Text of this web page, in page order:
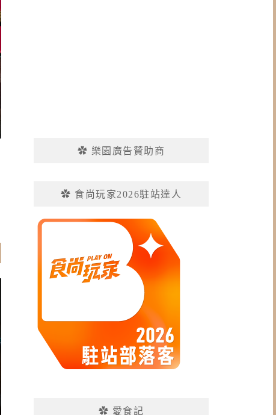
✿ 樂園廣告贊助商
✿ 食尚玩家2026駐站達人
✿ 愛食記